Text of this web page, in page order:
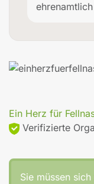
Ein Herz für
Verifizierte
Sie müssen